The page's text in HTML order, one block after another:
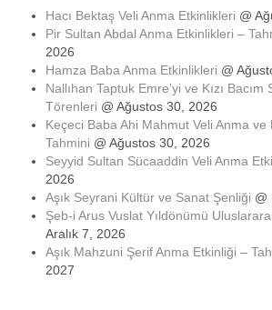
Hacı Bektaş Veli Anma Etkinlikleri @
Pir Sultan Abdal Anma Etkinlikleri –
2026
Hamza Baba Anma Etkinlikleri @
Nallıhan Taptuk Emre’yi ve Kızı Bacım
Törenleri @ Ağustos 30, 2026
Keçeci Baba Ahi Mahmut Veli Anma ve
Tahmini @ Ağustos 30, 2026
Seyyid Sultan Sücaaddin Veli Anma
2026
Aşık Seyrani Kültür ve Sanat Şenliği @
Şeb-i Arus Vuslat Yıldönümü
Aralık 7, 2026
Aşık Mahzuni Şerif Anma Etkinliği –
2027